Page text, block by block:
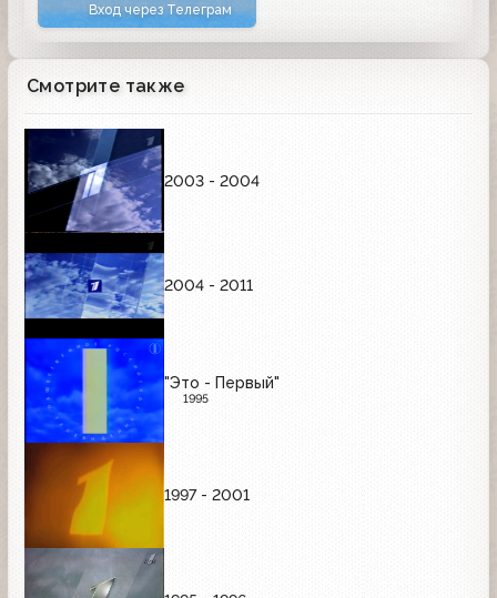
Вход через Телеграм
Смотрите также
2003 - 2004
2004 - 2011
"Это - Первый"
1995
1997 - 2001